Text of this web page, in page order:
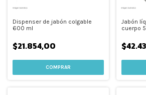
Dispenser de jabón colgable
600 ml
$21.854,00
Jabón
cuerpo